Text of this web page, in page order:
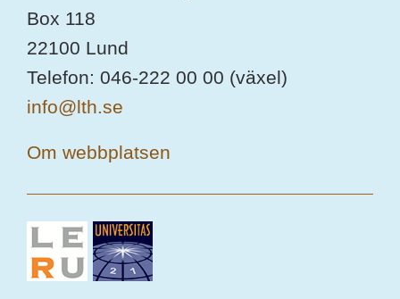
Box 118
22100 Lund
Telefon: 046-222 00 00 (växel)
info@lth.se
Om webbplatsen